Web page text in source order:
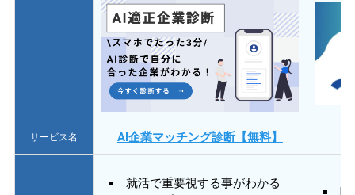
サービス名 AI企業マッチング診断【無料】
就活で重要視する事がわかる